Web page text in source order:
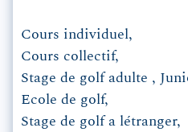
Cours individuel,
Cours collectif,
Stage de golf adulte ,
Ecole de golf,
Stage de golf a létranger,